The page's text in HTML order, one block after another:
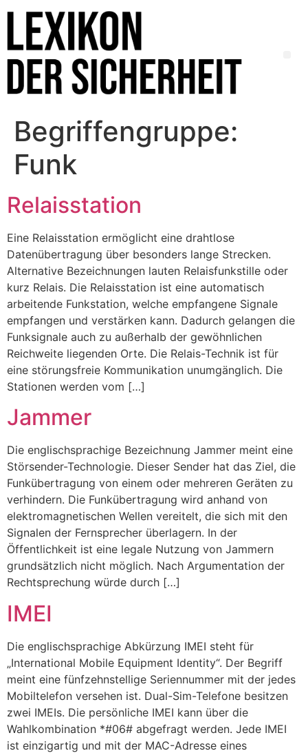
Begriffengruppe:
Funk
Relaisstation
Eine Relaisstation ermöglicht eine drahtlose
Datenübertragung über besonders lange Strecken.
Alternative Bezeichnungen lauten Relaisfunkstille oder
kurz Relais. Die Relaisstation ist eine automatisch
arbeitende Funkstation, welche empfangene Signale
empfangen und verstärken kann. Dadurch gelangen die
Funksignale auch zu außerhalb der gewöhnlichen
Reichweite liegenden Orte. Die Relais-Technik ist für
eine störungsfreie Kommunikation unumgänglich. Die
Stationen werden vom […]
Jammer
Die englischsprachige Bezeichnung Jammer meint eine
Störsender-Technologie. Dieser Sender hat das Ziel, die
Funkübertragung von einem oder mehreren Geräten zu
verhindern. Die Funkübertragung wird anhand von
elektromagnetischen Wellen vereitelt, die sich mit den
Signalen der Fernsprecher überlagern. In der
Öffentlichkeit ist eine legale Nutzung von Jammern
grundsätzlich nicht möglich. Nach Argumentation der
Rechtsprechung würde durch […]
IMEI
Die englischsprachige Abkürzung IMEI steht für
„International Mobile Equipment Identity“. Der Begriff
meint eine fünfzehnstellige Seriennummer mit der jedes
Mobiltelefon versehen ist. Dual-Sim-Telefone besitzen
zwei IMEIs. Die persönliche IMEI kann über die
Wahlkombination *#06# abgefragt werden. Jede IMEI
ist einzigartig und mit der MAC-Adresse eines